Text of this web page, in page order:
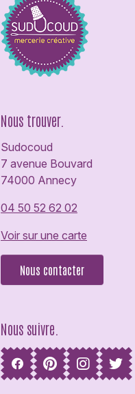
Nous trouver.
Sudocoud
7 avenue Bouvard
74000 Annecy
04 50 52 62 02
Voir sur une carte
Nous contacter
Nous suivre.